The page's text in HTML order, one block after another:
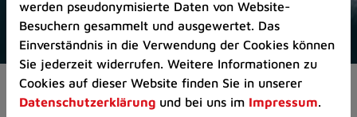
Zur
Navigation/Menü
springen
(Schnelltaste
M)
Zur
Aktuelles Pressemitteilungen
werden pseudonymisierte Daten von Website-
Besuchern gesammelt und ausgewertet. Das
Einverständnis in die Verwendung der Cookies können
Sie jederzeit widerrufen. Weitere Informationen zu
Cookies auf dieser Website finden Sie in unserer
Datenschutzerklärung und bei uns im Impressum.